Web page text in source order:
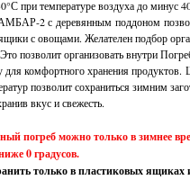
при температуре воздуха до минус
2 с деревянным поддоном
с овощами. Желателен подбор
позволит организовать внутри
для комфортного хранения
позволит сохраниться зимним
вкус и свежесть.
погреб можно только в зимнее
0 градусов.
только в пластиковых ящиках